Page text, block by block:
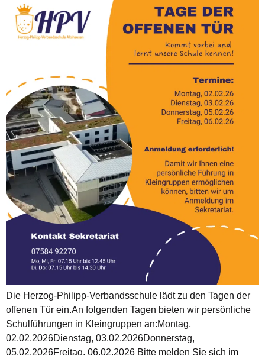
Die Herzog-Philipp-Verbandsschule lädt zu den Tagen der
offenen Tür ein.An folgenden Tagen bieten wir persönliche
Schulführungen in Kleingruppen an:Montag,
02.02.2026Dienstag, 03.02.2026Donnerstag,
05.02.2026Freitag, 06.02.2026 Bitte melden Sie sich im